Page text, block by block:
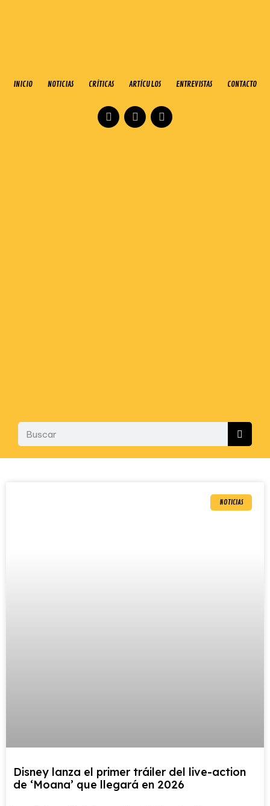
INICIO NOTICIAS CRÍTICAS ARTÍCULOS ENTREVISTAS CONTACTO
NOTICIAS
Disney lanza el primer tráiler del live-action
de ‘Moana’ que llegará en 2026